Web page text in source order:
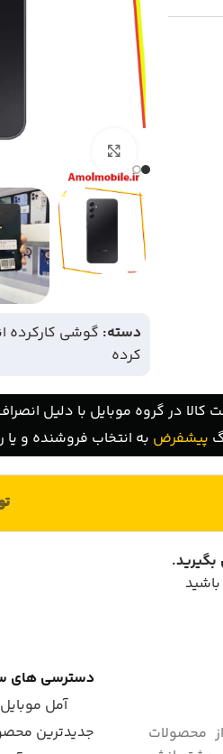
دسته: گوشی کارکرده
کرده
کالا در گروه موبایل با دلیل
پیشفرض به انتخاب فروشنده و
.
محصولات
دسترسی های
آمل موبایل
جدیدترین